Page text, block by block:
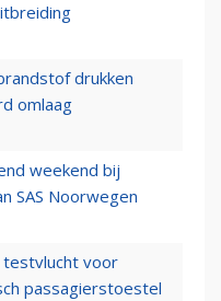
drukken
omlaag
weekend bij
SAS Noorwegen
testvlucht voor
passagierstoestel